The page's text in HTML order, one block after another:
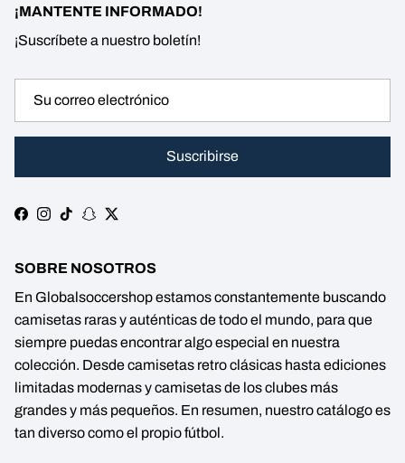
¡MANTENTE INFORMADO!
¡Suscríbete a nuestro boletín!
Suscribirse
Facebook
Instagram
TikTokSnapchat
Twitter
SOBRE NOSOTROS
En Globalsoccershop estamos constantemente buscando
camisetas raras y auténticas de todo el mundo, para que
siempre puedas encontrar algo especial en nuestra
colección. Desde camisetas retro clásicas hasta ediciones
limitadas modernas y camisetas de los clubes más
grandes y más pequeños. En resumen, nuestro catálogo es
tan diverso como el propio fútbol.